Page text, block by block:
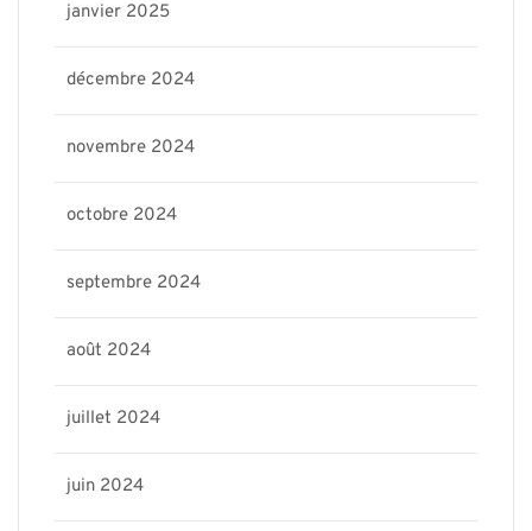
janvier 2025
décembre 2024
novembre 2024
octobre 2024
septembre 2024
août 2024
juillet 2024
juin 2024